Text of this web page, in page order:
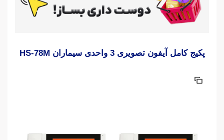
پکیج کامل آیفون تصویری 3 واحدی سیماران HS-78M